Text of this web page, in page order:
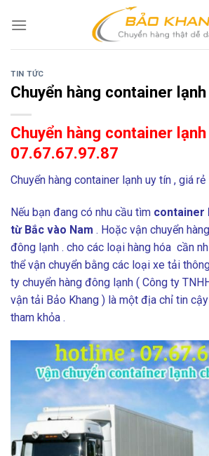
TIN TỨC
Chuyển hàng container lạnh
Chuyển hàng container
07.67.67.97.87
Chuyển hàng container lạnh uy tín , giá rẻ
Nếu bạn đang có nhu cầu tìm container
từ Bắc vào Nam . Hoặc vận chuyển
đông lạnh . cho các loại hàng hóa cần
thể vận chuyển bằng các loại xe tải
ty chuyển hàng đông lạnh ( Công ty
vận tải Bảo Khang ) là một địa chỉ tin
tham khỏa .